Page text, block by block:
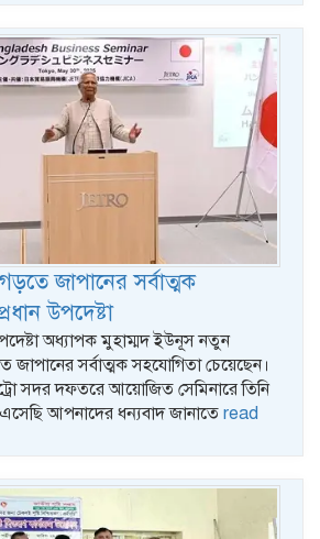
জাপানের সর্বাত্মক
উপদেষ্টা
অধ্যাপক মুহাম্মদ ইউনূস নতুন
সর্বাত্মক সহযোগিতা চেয়েছেন।
সদর দফতরে আয়োজিত সেমিনারে তিনি
আপনাদের ধন্যবাদ জানাতে read